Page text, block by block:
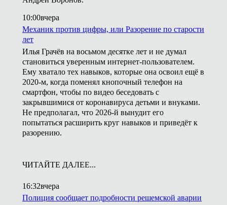
10:00вчера
Механик против цифры, или Разорение по старости
лет
Илья Грачёв на восьмом десятке лет и не думал
становиться уверенным интернет-пользователем.
Ему хватало тех навыков, которые она освоил ещё в
2020-м, когда поменял кнопочный телефон на
смартфон, чтобы по видео беседовать с
закрывшимися от коронавируса детьми и внуками.
Не предполагал, что 2026-й вынудит его
попытаться расширить круг навыков и приведёт к
разорению.
ЧИТАЙТЕ ДАЛЕЕ...
16:32вчера
Полиция сообщает подробности решемской аварии